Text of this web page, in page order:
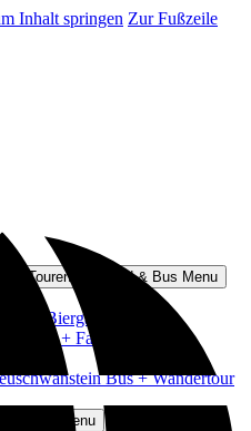
Inhalt springen Zur Fußzeile
Touren - Fahrrad & Bus Menu
mit Biergartenstopp
Bus + Fahrradtour
Bus + Wandertour
Touren Menu